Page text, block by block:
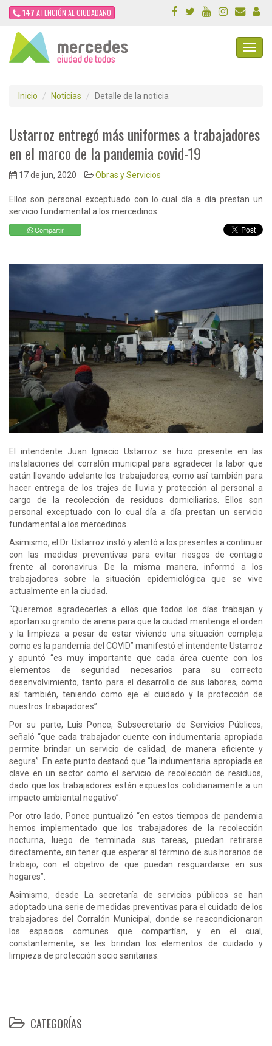
147 ATENCIÓN AL CIUDADANO
Inicio Noticias Detalle de la noticia
Ustarroz entregó más uniformes a trabajadores
en el marco de la pandemia covid-19
17 de jun, 2020 Obras y Servicios
Ellos son personal exceptuado con lo cual día a día prestan un
servicio fundamental a los mercedinos
Compartir
El intendente Juan Ignacio Ustarroz se hizo presente en las
instalaciones del corralón municipal para agradecer la labor que
están llevando adelante los trabajadores, como así también para
hacer entrega de los trajes de lluvia y protección al personal a
cargo de la recolección de residuos domiciliarios. Ellos son
personal exceptuado con lo cual día a día prestan un servicio
fundamental a los mercedinos.
Asimismo, el Dr. Ustarroz instó y alentó a los presentes a continuar
con las medidas preventivas para evitar riesgos de contagio
frente al coronavirus. De la misma manera, informó a los
trabajadores sobre la situación epidemiológica que se vive
actualmente en la ciudad.
“Queremos agradecerles a ellos que todos los días trabajan y
aportan su granito de arena para que la ciudad mantenga el orden
y la limpieza a pesar de estar viviendo una situación compleja
como es la pandemia del COVID” manifestó el intendente Ustarroz
y apuntó “es muy importante que cada área cuente con los
elementos de seguridad necesarios para su correcto
desenvolvimiento, tanto para el desarrollo de sus labores, como
así también, teniendo como eje el cuidado y la protección de
nuestros trabajadores”
Por su parte, Luis Ponce, Subsecretario de Servicios Públicos,
señaló “que cada trabajador cuente con indumentaria apropiada
permite brindar un servicio de calidad, de manera eficiente y
segura”. En este punto destacó que “la indumentaria apropiada es
clave en un sector como el servicio de recolección de residuos,
dado que los trabajadores están expuestos cotidianamente a un
impacto ambiental negativo”.
Por otro lado, Ponce puntualizó “en estos tiempos de pandemia
hemos implementado que los trabajadores de la recolección
nocturna, luego de terminada sus tareas, puedan retirarse
directamente, sin tener que esperar al término de sus horarios de
trabajo, con el objetivo de que puedan resguardarse en sus
hogares”.
Asimismo, desde La secretaría de servicios públicos se han
adoptado una serie de medidas preventivas para el cuidado de los
trabajadores del Corralón Municipal, donde se reacondicionaron
los espacios comunes que compartían, y en el cual,
constantemente, se les brindan los elementos de cuidado y
limpieza de protección socio sanitarias.
CATEGORÍAS